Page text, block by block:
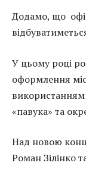
Додамо, що
У цьому році
оформлення
використанням
«павука» та
Над новою
Роман Зілінко